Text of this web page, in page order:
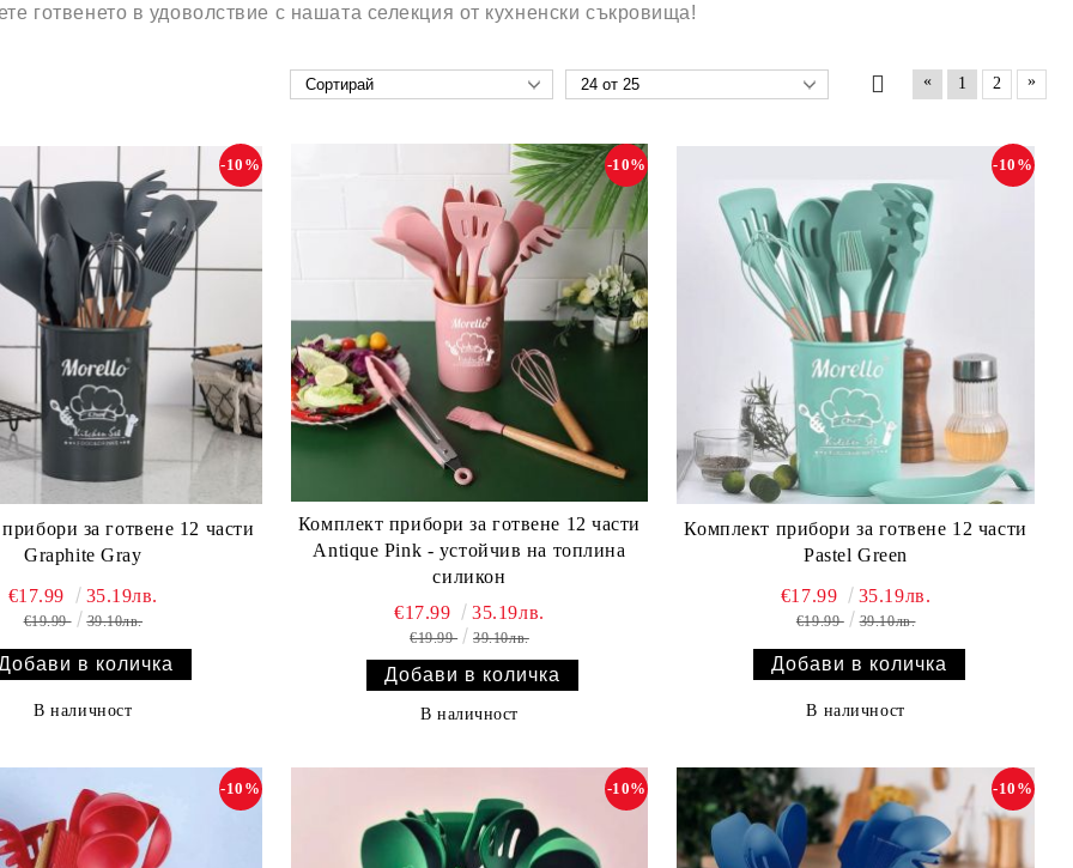
готвенето в удоволствие с нашата селекция от кухненски съкровища!
« 1 2 »
за готвене 12 части
Graphite Gray
-10%
€17.99 35.19лв.
€19.99 39.10лв.
В наличност
Комплект прибори за готвене 12 части
Antique Pink - устойчив на топлина
силикон
-10%
€17.99 35.19лв.
€19.99 39.10лв.
В наличност
Комплект прибори за готвене 12 части
Pastel Green
-10%
€17.99 35.19лв.
€19.99 39.10лв.
В наличност
-10% -10% -10%